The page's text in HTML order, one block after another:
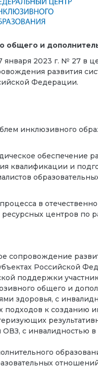
общего и
2023 г. № 27 в
развития
Федерации.
инклюзивного
обеспечение
квалификации и
в
центров по
сопровождение
Российской
поддержки
общего и
здоровья, с
подходов к созданию
ОВЗ, с инвалидностью